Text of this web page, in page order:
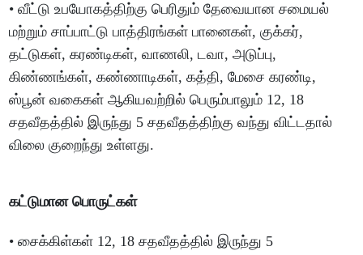
• வீட்டு உபயோகத்திற்கு பெரிதும் தேவையான சமையல்
மற்றும் சாப்பாட்டு பாத்திரங்கள் பானைகள், குக்கர்,
தட்டுகள், கரண்டிகள், வாணலி, டவா, அடுப்பு,
கிண்ணங்கள், கண்ணாடிகள், கத்தி, மேசை கரண்டி,
ஸ்பூன் வகைகள் ஆகியவற்றில் பெரும்பாலும் 12, 18
சதவீதத்தில் இருந்து 5 சதவீதத்திற்கு வந்து விட்டதால்
விலை குறைந்து உள்ளது.
கட்டுமான பொருட்கள்
• சைக்கிள்கள் 12, 18 சதவீதத்தில் இருந்து 5